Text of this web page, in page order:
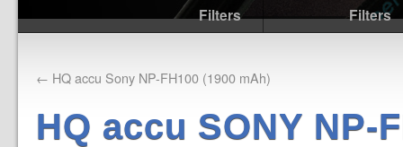
Filters
Filters
← HQ accu Sony NP-FH100 (1900 mAh)
HQ accu SONY NP-